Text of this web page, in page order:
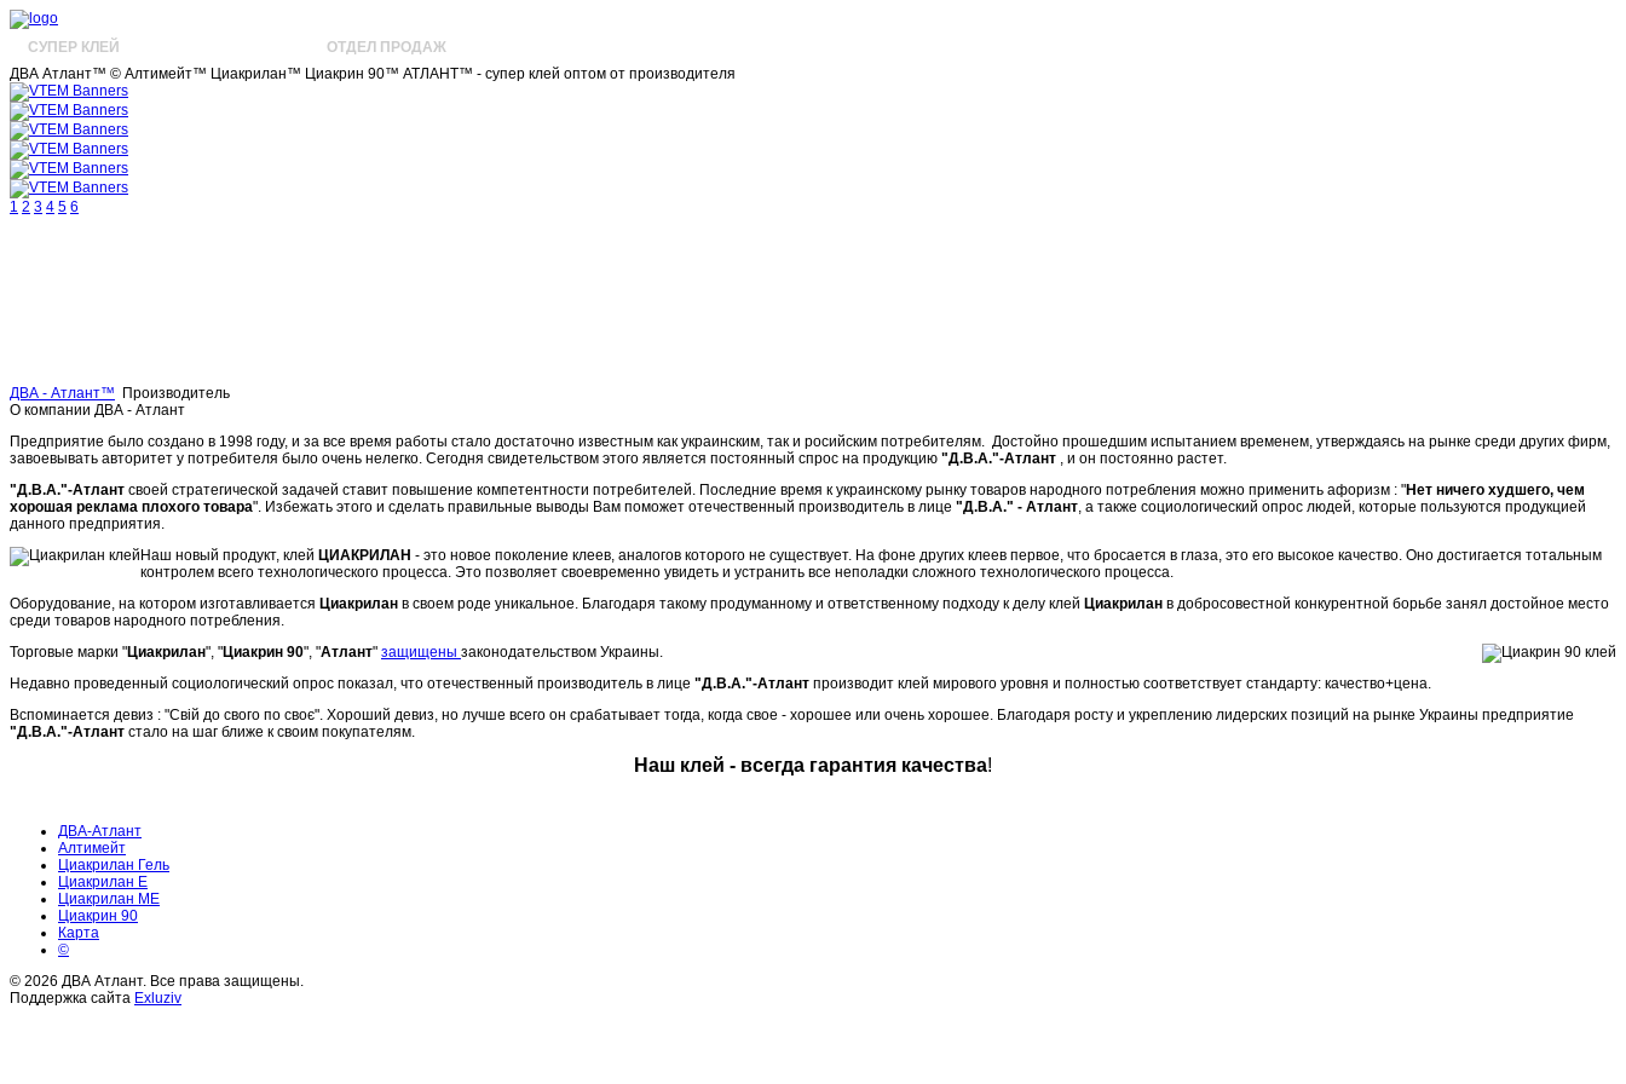
СУПЕР КЛЕЙ
ОТДЕЛ ПРОДАЖ
ДВА Атлант™ © Алтимейт™ Циакрилан™ Циакрин 90™ АТЛАНТ™ - супер клей оптом от производителя
1 2 3 4 5 6
ДВА - Атлант™
Производитель
О компании ДВА - Атлант
Предприятие было создано в 1998 году, и за все время работы стало достаточно известным как украинским, так и росийским потребителям. Достойно прошедшим испытанием временем, утверждаясь на рынке среди других фирм,
завоевывать авторитет у потребителя было очень нелегко. Сегодня свидетельством этого является постоянный спрос на продукцию "Д.В.А."-Атлант , и он постоянно растет.
"Д.В.А."-Атлант своей стратегической задачей ставит повышение компетентности потребителей. Последние время к украинскому рынку товаров народного потребления можно применить афоризм : "Нет ничего худшего, чем
хорошая реклама плохого товара". Избежать этого и сделать правильные выводы Вам поможет отечественный производитель в лице "Д.В.А." - Атлант, а также социологический опрос людей, которые пользуются продукцией
данного предприятия.
Наш новый продукт, клей ЦИАКРИЛАН - это новое поколение клеев, аналогов которого не существует. На фоне других клеев первое, что бросается в глаза, это его высокое качество. Оно достигается тотальным
контролем всего технологического процесса. Это позволяет своевременно увидеть и устранить все неполадки сложного технологического процесса.
Оборудование, на котором изготавливается Циакрилан в своем роде уникальное. Благодаря такому продуманному и ответственному подходу к делу клей Циакрилан в добросовестной конкурентной борьбе занял достойное место
среди товаров народного потребления.
Торговые марки "Циакрилан", "Циакрин 90", "Атлант" защищены законодательством Украины.
Недавно проведенный социологический опрос показал, что отечественный производитель в лице "Д.В.А."-Атлант производит клей мирового уровня и полностью соответствует стандарту: качество+цена.
Вспоминается девиз : "Свій до свого по своє". Хороший девиз, но лучше всего он срабатывает тогда, когда свое - хорошее или очень хорошее. Благодаря росту и укреплению лидерских позиций на рынке Украины предприятие
"Д.В.А."-Атлант стало на шаг ближе к своим покупателям.
Наш клей - всегда гарантия качества!
ДВА-Атлант
Алтимейт
Циакрилан Гель
Циакрилан Е
Циакрилан МЕ
Циакрин 90
Карта
©
© 2026 ДВА Атлант. Все права защищены.
Поддержка сайта Exluziv